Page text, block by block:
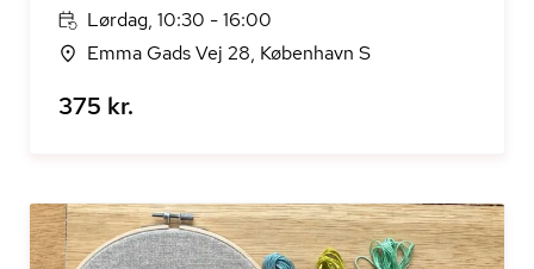
Lørdag, 10:30 - 16:00
Emma Gads Vej 28, København S
375 kr.